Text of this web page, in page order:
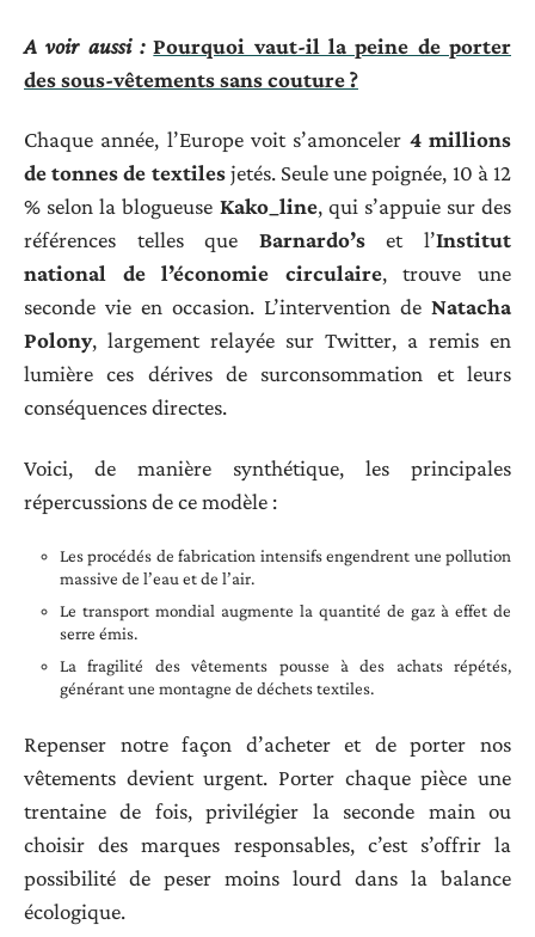
A voir aussi : Pourquoi vaut-il la peine de porter
des sous-vêtements sans couture ?
Chaque année, l’Europe voit s’amonceler 4 millions
de tonnes de textilesjetés. Seule une poignée, 10 à 12
% selon la blogueuse Kako_line, qui s’appuie sur des
références telles que Barnardo’set l’Institut
national de l’économie circulaire, trouve une
seconde vie en occasion. L’intervention de Natacha
Polony, largement relayée sur Twitter, a remis en
lumière ces dérives de surconsommation et leurs
conséquences directes.
Voici, de manière synthétique, les principales
répercussions de ce modèle :
Les procédés de fabrication intensifs engendrent une pollution
massive de l’eau et de l’air.
Le transport mondial augmente la quantité de gaz à effet de
serre émis.
La fragilité des vêtements pousse à des achats répétés,
générant une montagne de déchets textiles.
Repenser notre façon d’acheter et de porter nos
vêtements devient urgent. Porter chaque pièce une
trentaine de fois, privilégier la seconde main ou
choisir des marques responsables, c’est s’offrir la
possibilité de peser moins lourd dans la balance
écologique.